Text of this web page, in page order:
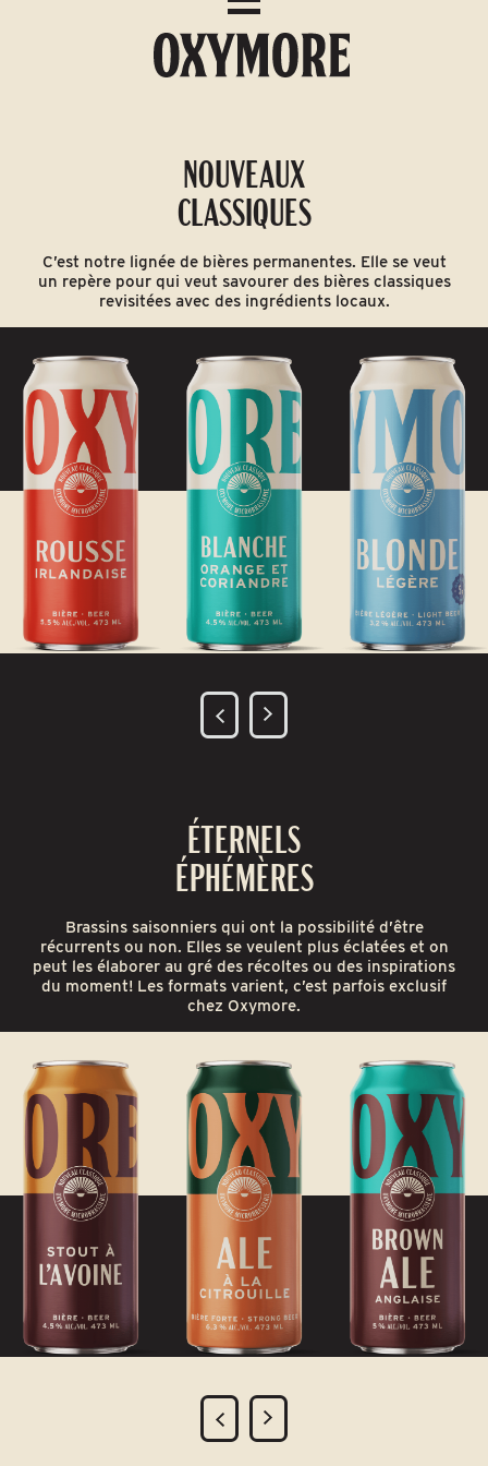
NOUVEAUX
CLASSIQUES
C’est notre lignée de bières permanentes. Elle se veut
un repère pour qui veut savourer des bières classiques
revisitées avec des ingrédients locaux.
ÉTERNELS
ÉPHÉMÈRES
Brassins saisonniers qui ont la possibilité d’être
récurrents ou non. Elles se veulent plus éclatées et on
peut les élaborer au gré des récoltes ou des inspirations
du moment! Les formats varient, c’est parfois exclusif
chez Oxymore.